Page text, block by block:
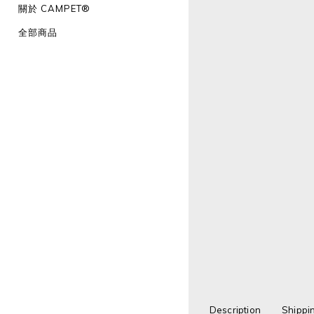
關於 CAMPET®
全部商品
Description